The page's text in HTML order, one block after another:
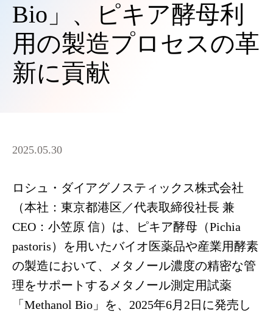
Bio」、ピキア酵母利
用の製造プロセスの革
新に貢献
2025.05.30
ロシュ・ダイアグノスティックス株式会社
（本社：東京都港区／代表取締役社長 兼
CEO：小笠原 信）は、ピキア酵母（Pichia
pastoris）を用いたバイオ医薬品や産業用酵素
の製造において、メタノール濃度の精密な管
理をサポートするメタノール測定用試薬
「Methanol Bio」を、2025年6月2日に発売し